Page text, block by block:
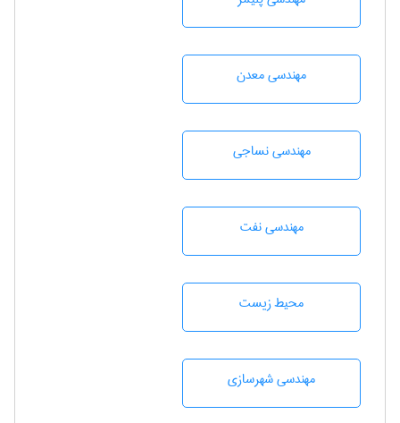
مهندسی معدن
مهندسي نساجی
مهندسی نفت
محيط زيست
مهندسی شهرسازی